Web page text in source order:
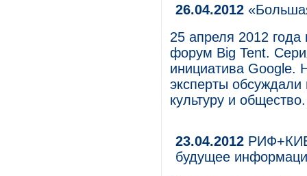
26.04.2012
25 апреля 2012
форум Big Tent.
инициатива
эксперты
культуру и общество.
23.04.2012
будущее